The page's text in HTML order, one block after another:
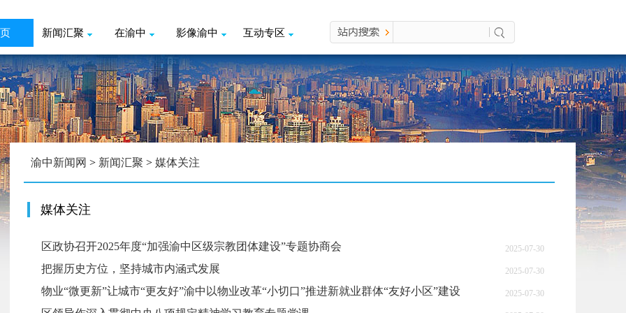
新闻汇聚 在渝中 影像渝中 互动专区
渝中新闻网 > 新闻汇聚 > 媒体关注
媒体关注
区政协召开2025年度“加强渝中区级宗教团体建设”专题协商会 2025-07-30
把握历史方位，坚持城市内涵式发展 2025-07-30
物业“微更新”让城市“更友好”渝中以物业改革“小切口”推进新就业群体“友好小区”建设 2025-07-30